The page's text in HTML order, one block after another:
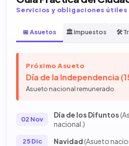
Servicios y obligaciones útiles
📅 Asuetos 🏛️ Impuestos 🛠️
Próximo Asueto
Día de la Independencia
Asueto nacional remunerado.
02 Nov
Día de los Difuntos
nacional.)
25 Dic Navidad(Asueto